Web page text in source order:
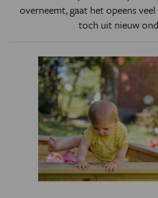
overneemt, gaat het opeens
toch uit nieuw